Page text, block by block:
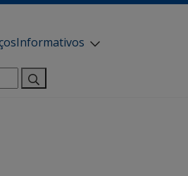
Informativos